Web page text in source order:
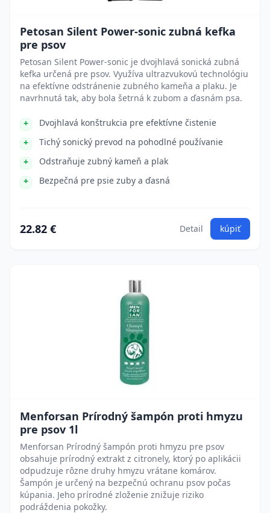
Petosan Silent Power-sonic zubná kefka
pre psov
Petosan Silent Power-sonic je dvojhlavá sonická zubná
kefka určená pre psov. Využíva ultrazvukovú technológiu
na efektívne odstránenie zubného kameňa a plaku. Je
navrhnutá tak, aby bola šetrná k zubom a ďasnám psa.
Dvojhlavá konštrukcia pre efektívne čistenie
Tichý sonický prevod na pohodlné používanie
Odstraňuje zubný kameň a plak
Bezpečná pre psie zuby a ďasná
22.82 € Detail kúpiť
Menforsan Prírodný šampón proti hmyzu
pre psov 1l
Menforsan Prírodný šampón proti hmyzu pre psov
obsahuje prírodný extrakt z citronely, ktorý po aplikácii
odpudzuje rôzne druhy hmyzu vrátane komárov.
Šampón je určený na bezpečnú ochranu psov počas
kúpania. Jeho prírodné zloženie znižuje riziko
podráždenia pokožky.